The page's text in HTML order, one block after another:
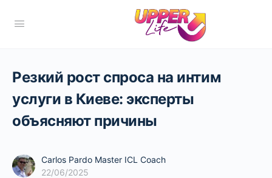
Резкий рост спроса на интим
услуги в Киеве: эксперты
объясняют причины
Carlos Pardo Master ICL Coach
22/06/2025